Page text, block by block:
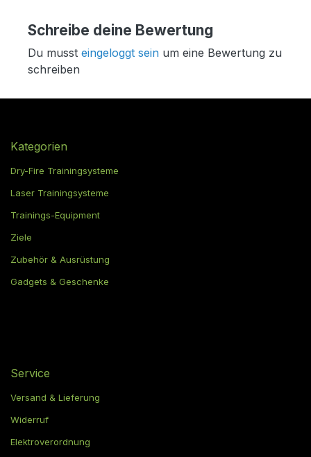
Schreibe deine Bewertung
Du musst eingeloggt sein um eine Bewertung zu
schreiben
Kategorien
Dry-Fire Trainingsysteme
Laser Trainingsysteme
Trainings-Equipment
Ziele
Zubehör & Ausrüstung
Gadgets & Geschenke
Service
Versand & Lieferung
Widerruf
Elektroverordnung